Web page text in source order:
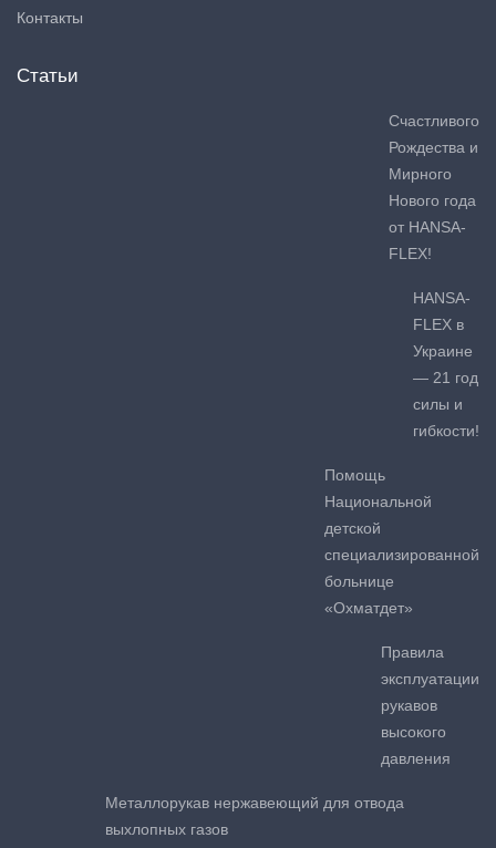
Контакты
Статьи
Счастливого
Рождества и
Мирного
Нового года
от HANSA-
FLEX!
HANSA-
FLEX в
Украине
— 21 год
силы и
гибкости!
Помощь
Национальной
детской
специализированной
больнице
«Охматдет»
Правила
эксплуатации
рукавов
высокого
давления
Металлорукав нержавеющий для отвода
выхлопных газов